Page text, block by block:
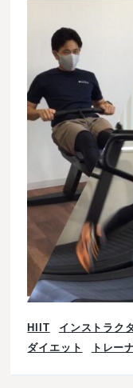
HIIT インストラク
ダイエット
トレー